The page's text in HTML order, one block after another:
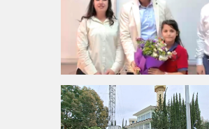
1:00
21:40
18:22